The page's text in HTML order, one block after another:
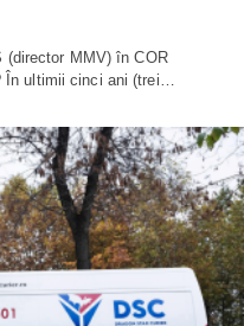
(director MMV) în COR
În ultimii cinci ani (trei…